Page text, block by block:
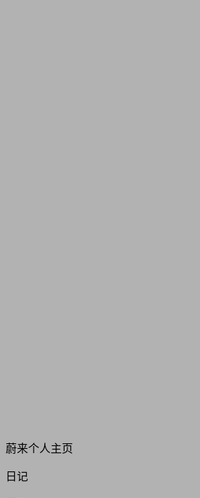
蔚来个人主页
日记